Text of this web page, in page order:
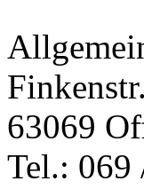
63069
Tel.: 069